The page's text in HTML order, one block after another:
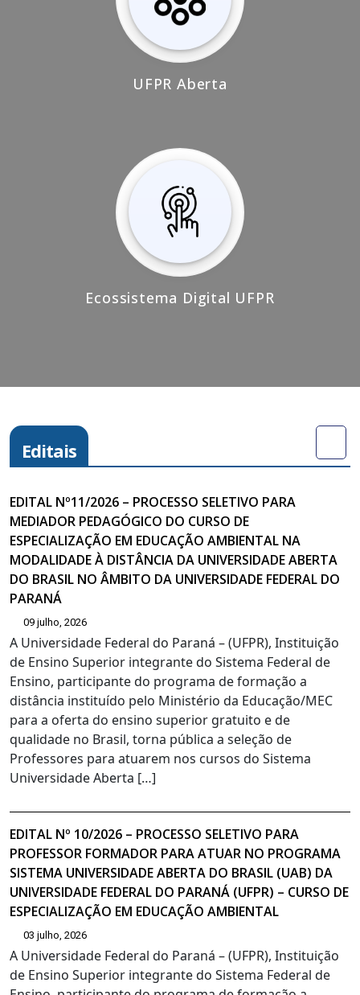
UFPR Aberta
Ecossistema Digital UFPR
Editais
EDITAL Nº11/2026 – PROCESSO SELETIVO PARA
MEDIADOR PEDAGÓGICO DO CURSO DE
ESPECIALIZAÇÃO EM EDUCAÇÃO AMBIENTAL NA
MODALIDADE À DISTÂNCIA DA UNIVERSIDADE ABERTA
DO BRASIL NO ÂMBITO DA UNIVERSIDADE FEDERAL DO
PARANÁ
09 julho, 2026
A Universidade Federal do Paraná – (UFPR), Instituição
de Ensino Superior integrante do Sistema Federal de
Ensino, participante do programa de formação a
distância instituído pelo Ministério da Educação/MEC
para a oferta do ensino superior gratuito e de
qualidade no Brasil, torna pública a seleção de
Professores para atuarem nos cursos do Sistema
Universidade Aberta […]
EDITAL Nº 10/2026 – PROCESSO SELETIVO PARA
PROFESSOR FORMADOR PARA ATUAR NO PROGRAMA
SISTEMA UNIVERSIDADE ABERTA DO BRASIL (UAB) DA
UNIVERSIDADE FEDERAL DO PARANÁ (UFPR) – CURSO DE
ESPECIALIZAÇÃO EM EDUCAÇÃO AMBIENTAL
03 julho, 2026
A Universidade Federal do Paraná – (UFPR), Instituição
de Ensino Superior integrante do Sistema Federal de